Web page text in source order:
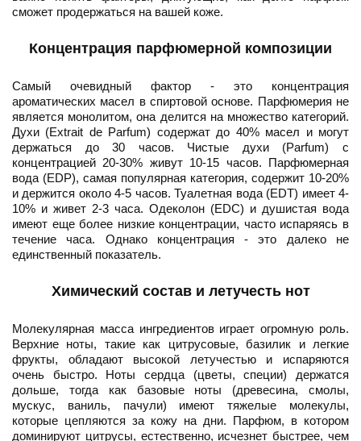
сможет продержаться на вашей коже.
Концентрация парфюмерной композиции
Самый очевидный фактор - это концентрация
ароматических масел в спиртовой основе. Парфюмерия не
является монолитом, она делится на множество категорий.
Духи (Extrait de Parfum) содержат до 40% масел и могут
держаться до 30 часов. Чистые духи (Parfum) с
концентрацией 20-30% живут 10-15 часов. Парфюмерная
вода (EDP), самая популярная категория, содержит 10-20%
и держится около 4-5 часов. Туалетная вода (EDT) имеет 4-
10% и живет 2-3 часа. Одеколон (EDC) и душистая вода
имеют еще более низкие концентрации, часто испаряясь в
течение часа. Однако концентрация - это далеко не
единственный показатель.
Химический состав и летучесть нот
Молекулярная масса ингредиентов играет огромную роль.
Верхние ноты, такие как цитрусовые, базилик и легкие
фрукты, обладают высокой летучестью и испаряются
очень быстро. Ноты сердца (цветы, специи) держатся
дольше, тогда как базовые ноты (древесина, смолы,
мускус, ваниль, пачули) имеют тяжелые молекулы,
которые цепляются за кожу на дни. Парфюм, в котором
доминируют цитрусы, естественно, исчезнет быстрее, чем